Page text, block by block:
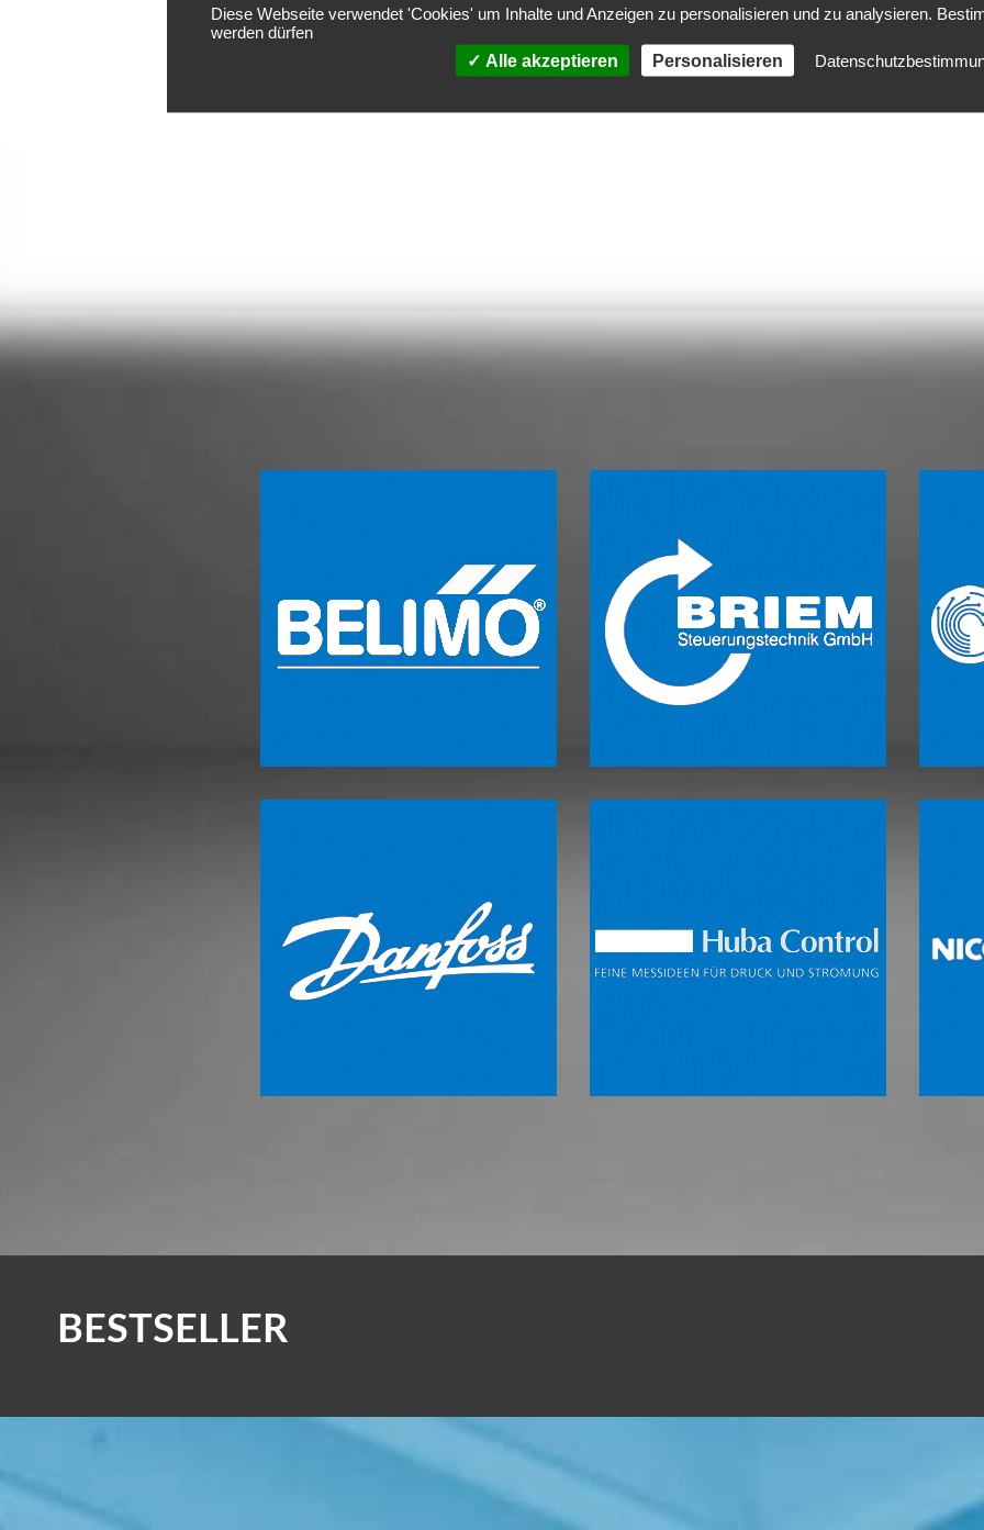
BESTSELLER
Diese Webseite verwendet 'Cookies' um Inhalte und Anzeigen zu personalisieren und zu analysieren.
werden dürfen
Alle akzeptieren
Personalisieren